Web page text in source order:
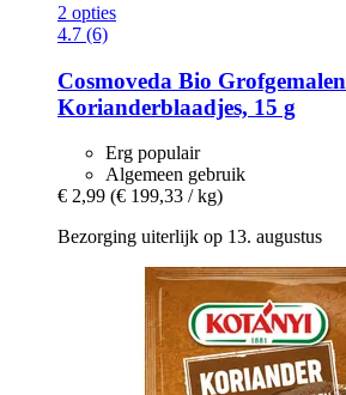
2 opties
4.7 (6)
Cosmoveda Bio Grofgemalen
Korianderblaadjes, 15 g
Erg populair
Algemeen gebruik
€ 2,99 (€ 199,33 / kg)
Bezorging uiterlijk op 13. augustus